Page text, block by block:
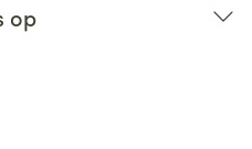
op